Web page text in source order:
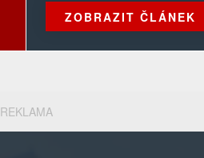
ZOBRAZIT ČLÁNEK
REKLAMA